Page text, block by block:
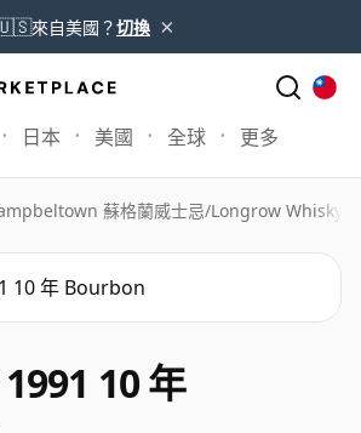
來自美國？切換 ×
日本 美國 全球 更多
蘇格蘭威士忌/Longrow Whisky
10 年